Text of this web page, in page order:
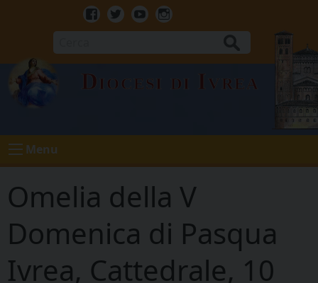
Facebook
TwitterYoutubeInstagram
Diocesi di Ivrea
Menu
Omelia della V
Domenica di Pasqua
Ivrea, Cattedrale, 10